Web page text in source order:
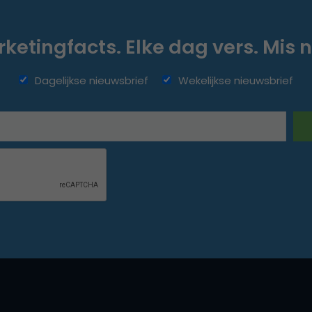
Elke dag vers. Mis
Dagelijkse nieuwsbrief Wekelijkse nieuwsbrief